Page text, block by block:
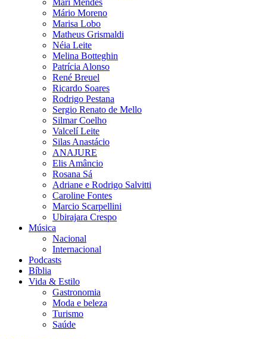
Mari Mendes
Mário Moreno
Marisa Lobo
Matheus Grismaldi
Néia Leite
Melina Botteghin
Patrícia Alonso
René Breuel
Ricardo Soares
Rodrigo Pestana
Sergio Renato de Mello
Silmar Coelho
Valcelí Leite
Silas Anastácio
ANAJURE
Elis Amâncio
Rosana Sá
Adriane e Rodrigo Salvitti
Caroline Fontes
Marcio Scarpellini
Ubirajara Crespo
Música
Nacional
Internacional
Podcasts
Bíblia
Vida & Estilo
Gastronomia
Moda e beleza
Turismo
Saúde